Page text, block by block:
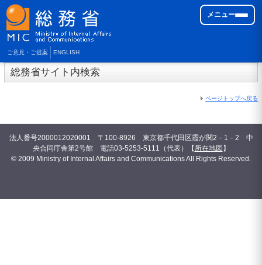
ご意見・ご提案 ENGLISH
メニュー
総務省サイト内検索
ページトップへ戻る
法人番号2000012020001 〒100-8926 東京都千代田区霞が関2－1－2 中
央合同庁舎第2号館 電話03-5253-5111（代表）【 所在地図 】
© 2009 Ministry of Internal Affairs and Communications All Rights Reserved.